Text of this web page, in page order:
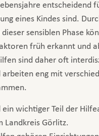
entscheidend
eines Kindes sind.
sensiblen Phase
früh erkannt und
sind daher oft
eng mit
ein wichtiger Teil der
Landkreis Görlitz.